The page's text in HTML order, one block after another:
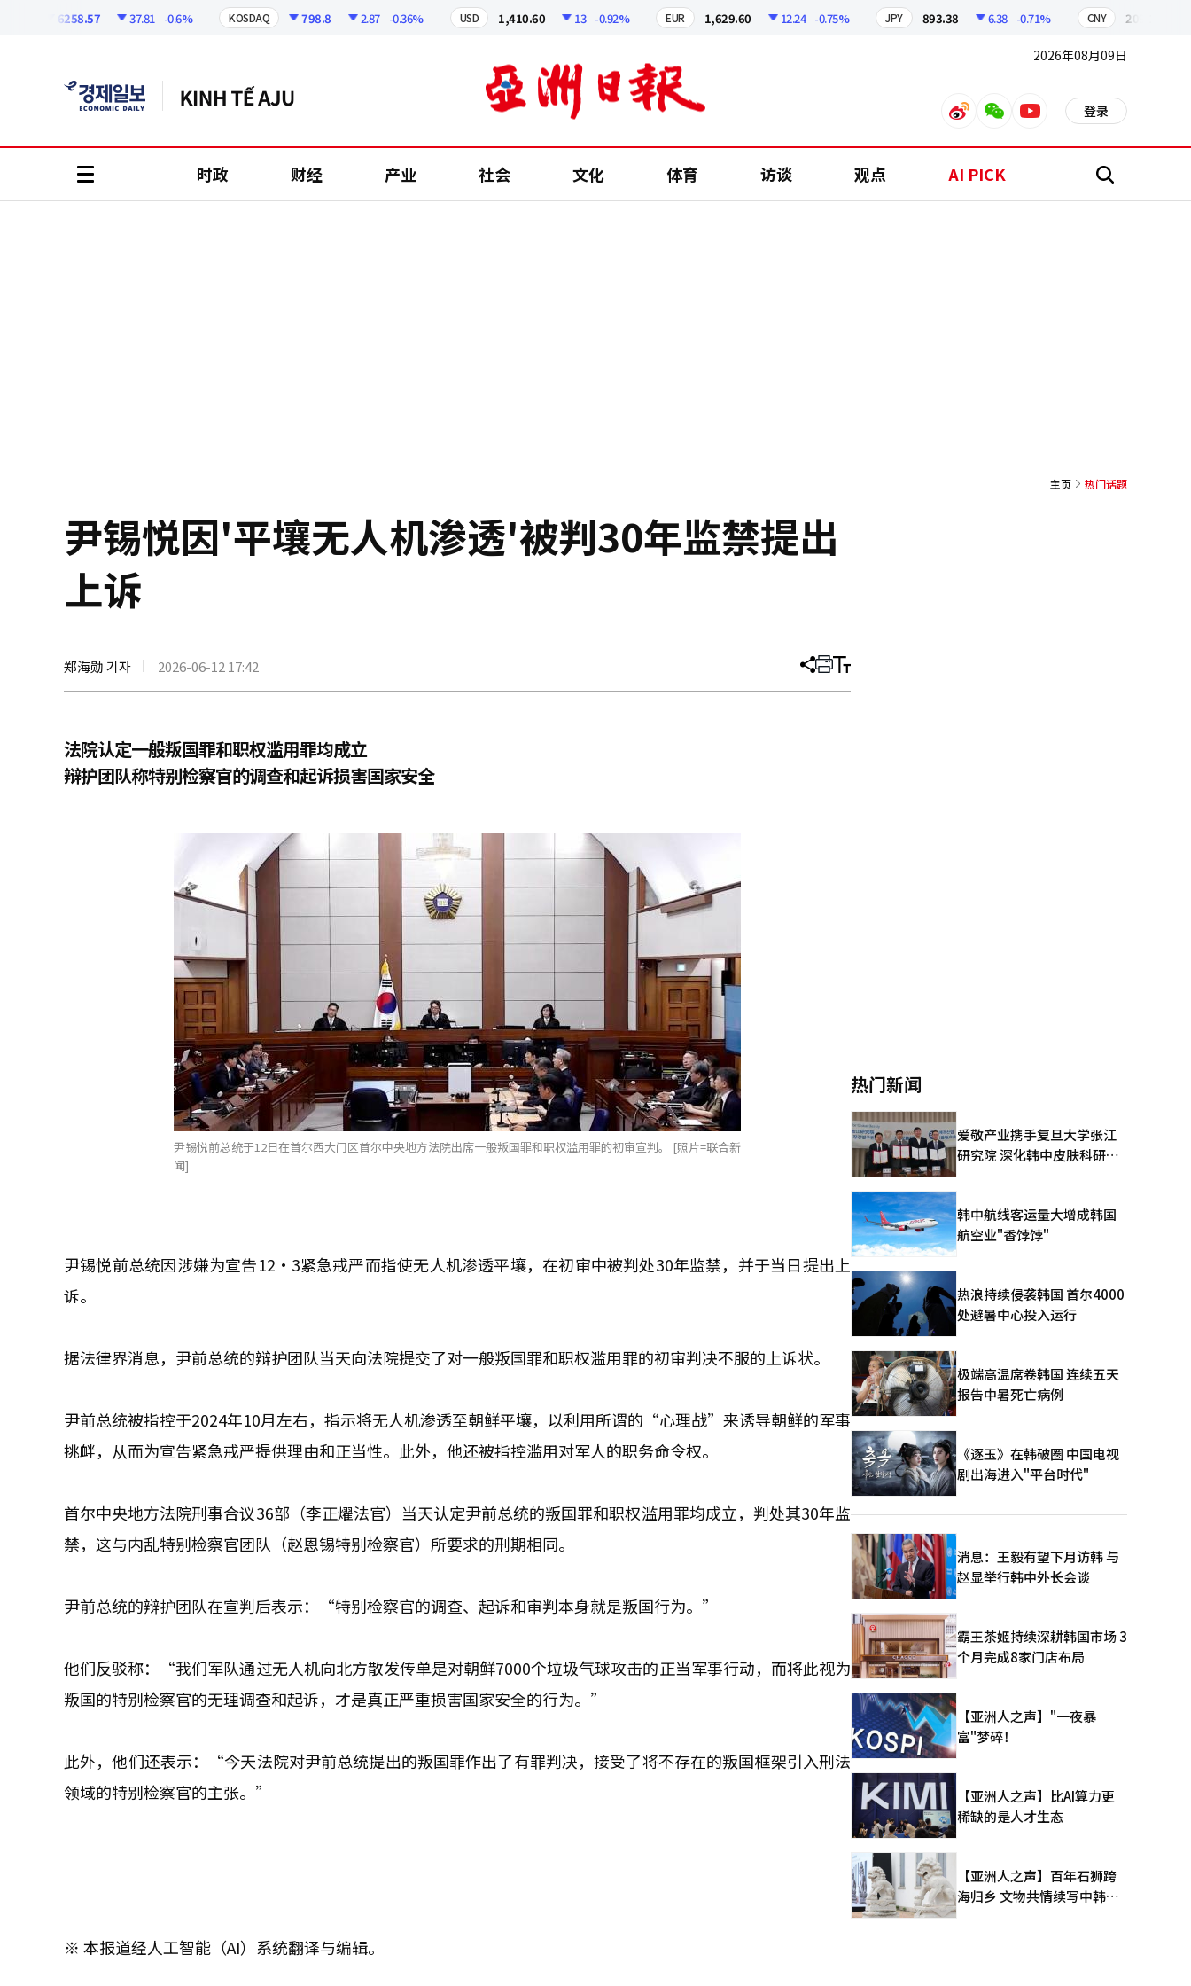
6258.57 37.81 -0.6% KOSDAQ 798.8 2.87 -0.36% USD 1,410.60 13 -0.92% EUR 1,629.60 12.24 -0.75% JPY 893.38 6.38 -0.71% CNY 209.17
2026年08月09日
weiboweixinyoutube 登录
时政 财经 产业 社会 文化 体育 访谈 观点 AI PICK 搜
主页 热门话题
尹锡悦因'平壤无人机渗透'被判30年监禁提出
上诉
郑海勋 기자 2026-06-12 17:42 分
文
打 调
大
法院认定一般叛国罪和职权滥用罪均成立
辩护团队称特别检察官的调查和起诉损害国家安全
尹锡悦前总统于12日在首尔西大门区首尔中央地方法院出席一般叛国罪和职权滥用罪的初审宣判。 [照片=联合新
闻]
尹锡悦前总统因涉嫌为宣告12·3紧急戒严而指使无人机渗透平壤，在初审中被判处30年监禁，并于当日提出上
诉。
据法律界消息，尹前总统的辩护团队当天向法院提交了对一般叛国罪和职权滥用罪的初审判决不服的上诉状。
尹前总统被指控于2024年10月左右，指示将无人机渗透至朝鲜平壤，以利用所谓的“心理战”来诱导朝鲜的军事
挑衅，从而为宣告紧急戒严提供理由和正当性。此外，他还被指控滥用对军人的职务命令权。
首尔中央地方法院刑事合议36部（李正燿法官）当天认定尹前总统的叛国罪和职权滥用罪均成立，判处其30年监
禁，这与内乱特别检察官团队（赵恩锡特别检察官）所要求的刑期相同。
尹前总统的辩护团队在宣判后表示：“特别检察官的调查、起诉和审判本身就是叛国行为。”
他们反驳称：“我们军队通过无人机向北方散发传单是对朝鲜7000个垃圾气球攻击的正当军事行动，而将此视为
叛国的特别检察官的无理调查和起诉，才是真正严重损害国家安全的行为。”
此外，他们还表示：“今天法院对尹前总统提出的叛国罪作出了有罪判决，接受了将不存在的叛国框架引入刑法
领域的特别检察官的主张。”
※ 本报道经人工智能（AI）系统翻译与编辑。
热门新闻
爱敬产业携手复旦大学张江
研究院 深化韩中皮肤科研合
韩中航线客运量大增成韩国
航空业"香饽饽"
热浪持续侵袭韩国 首尔4000
处避暑中心投入运行
极端高温席卷韩国 连续五天
报告中暑死亡病例
《逐玉》在韩破圈 中国电视
剧出海进入"平台时代"
消息：王毅有望下月访韩 与
赵显举行韩中外长会谈
霸王茶姬持续深耕韩国市场 3
个月完成8家门店布局
【亚洲人之声】"一夜暴
富"梦碎！
【亚洲人之声】比AI算力更
稀缺的是人才生态
【亚洲人之声】百年石狮跨
海归乡 文物共情续写中韩人